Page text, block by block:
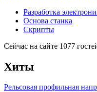
Разработка
Основа станка
Скрипты
Сейчас на сайте 1077
Хиты
Рельсовая профильная